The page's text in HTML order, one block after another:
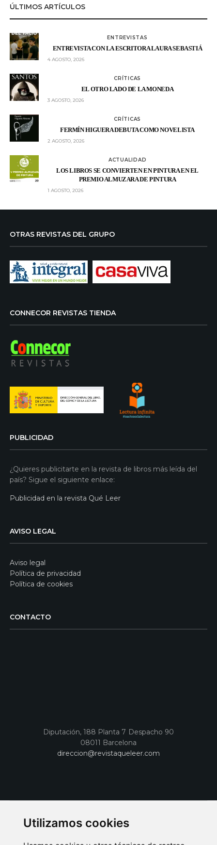
Utilizamos cookies
ÚLTIMOS ARTÍCULOS
ENTREVISTAS
ENTREVISTA CON LA ESCRITORA LAURA SEBASTIÁ
4 AGOSTO, 2026
CRÍTICAS
EL OTRO LADO DE LA MONEDA
3 AGOSTO, 2026
CRÍTICAS
FERMÍN HIGUERA DEBUTA COMO NOVELISTA
2 AGOSTO, 2026
ACTUALIDAD
LOS LIBROS SE CONVIERTEN EN PINTURA EN EL
PREMIO ALMUZARA DE PINTURA
1 AGOSTO, 2026
OTRAS REVISTAS DEL GRUPO
CONNECOR REVISTAS TIENDA
PUBLICIDAD
¿Quieres publicitarte en la revista de libros más leída del
país? Sigue el siguiente enlace:
Publicidad en la revista Qué Leer
AVISO LEGAL
Aviso legal
Política de privacidad
Política de cookies
CONTACTO
Diputación, 188 Planta 7 Despacho 90
08011 Barcelona
direccion@revistaqueleer.com